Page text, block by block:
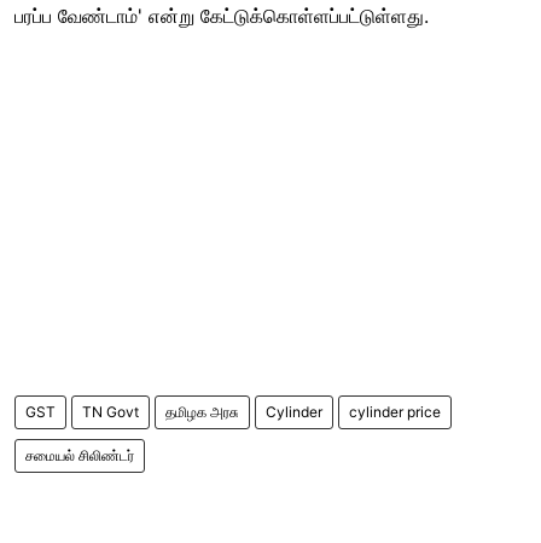
பரப்ப வேண்டாம்' என்று கேட்டுக்கொள்ளப்பட்டுள்ளது.
GST TN Govt தமிழக அரசு Cylinder cylinder price
சமையல் சிலிண்டர்